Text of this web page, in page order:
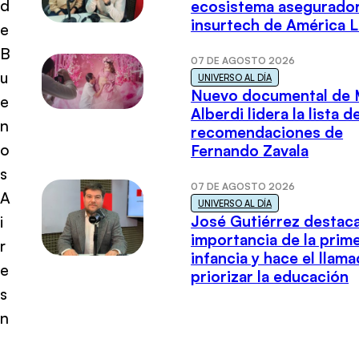
d
e
B
u
e
n
o
s
A
i
r
e
s
n
ecosistema
insurtech de América
07 DE AGOSTO 2026
UNIVERSO AL DÍA
Nuevo documental de
Alberdi lidera la lista
recomendaciones de
Fernando Zavala
07 DE AGOSTO 2026
UNIVERSO AL DÍA
José Gutiérrez
importancia de la
infancia y hace el
priorizar la educación